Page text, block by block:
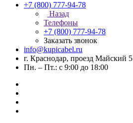
+7 (800) 777-94-78
Назад
Телефоны
+7 (800) 777-94-78
Заказать звонок
info@kupicabel.ru
г. Краснодар, проезд Майский 5
Пн. – Пт.: с 9:00 до 18:00